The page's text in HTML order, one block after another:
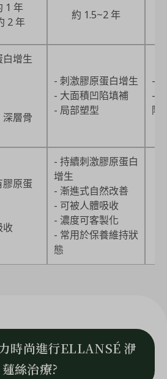
1 年
2 年
約 1.5~2 年
白增生
深層骨
- 刺激膠原蛋白增生
- 大面積凹陷填補
- 局部塑型
-
-
陷
膠原蛋
收
- 持續刺激膠原蛋白
增生
- 漸進式自然改善
- 可被人體吸收
- 濃度可客製化
- 常用於保養維持狀
態
時尚進行ELLANSÉ 洢
蓮絲治療?